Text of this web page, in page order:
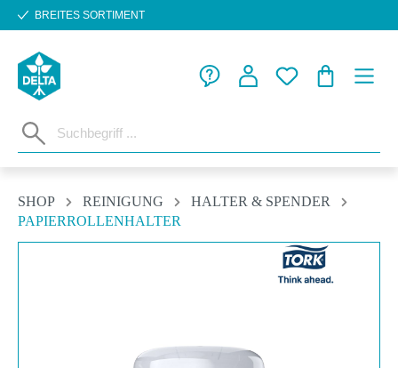
Zum Hauptinhalt springen
BREITES SORTIMENT
SHOP REINIGUNG
HALTER & SPENDER
PAPIERROLLENHALTER